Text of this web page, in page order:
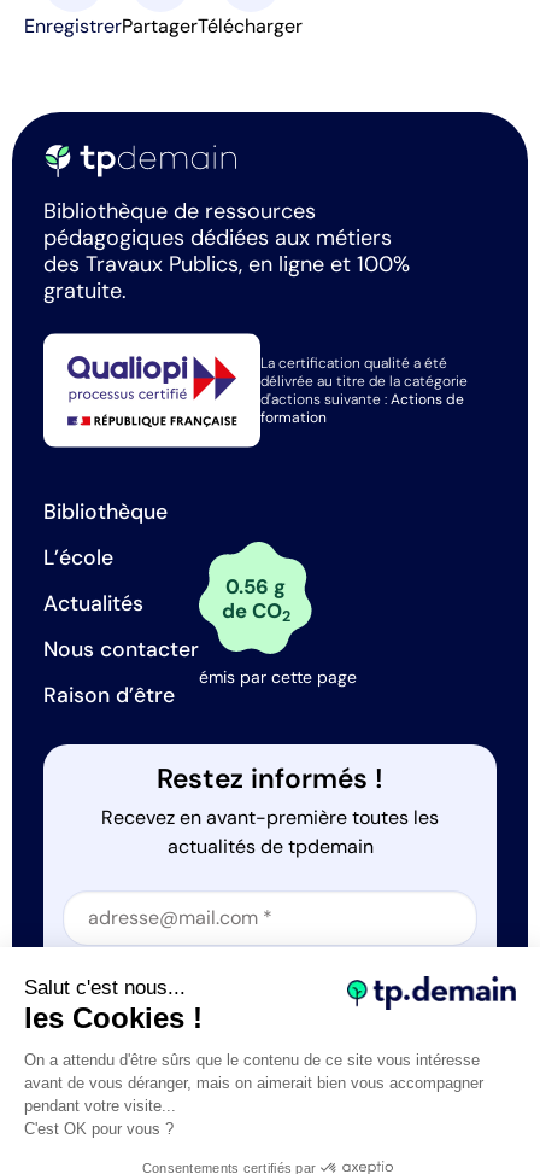
EnregistrerPartagerTélécharger
Bibliothèque de ressources
pédagogiques dédiées aux métiers
des Travaux Publics, en ligne et 100%
gratuite.
La certification qualité a été
délivrée au titre de la catégorie
d'actions suivante :Actions de
formation
Bibliothèque
L’école
Actualités
Nous contacter
Raison d’être
0.56 g
de CO2
émis par cette page
Restez informés !
Recevez en avant-première toutes les
actualités de tpdemain
Section
Section
J'accepte que tp.demain utilise mes informations
Tous droits réservés © tp.demain 2026Mentions légales
Salut c'est nous...
les Cookies !
On a attendu d'être sûrs que le contenu de ce site vous intéresse
avant de vous déranger, mais on aimerait bien vous accompagner
pendant votre visite...
C'est OK pour vous ?
Consentements certifiés par